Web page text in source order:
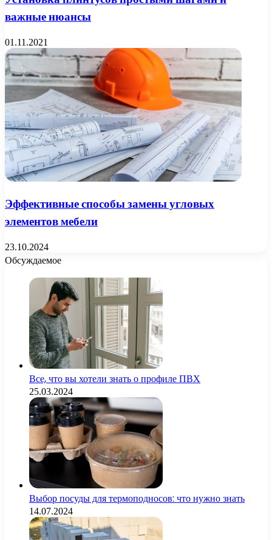
важные нюансы
01.11.2021
Эффективные способы замены угловых
элементов мебели
23.10.2024
Обсуждаемое
Все, что вы хотели знать о профиле ПВХ
25.03.2024
Выбор посуды для термоподносов: что нужно знать
14.07.2024